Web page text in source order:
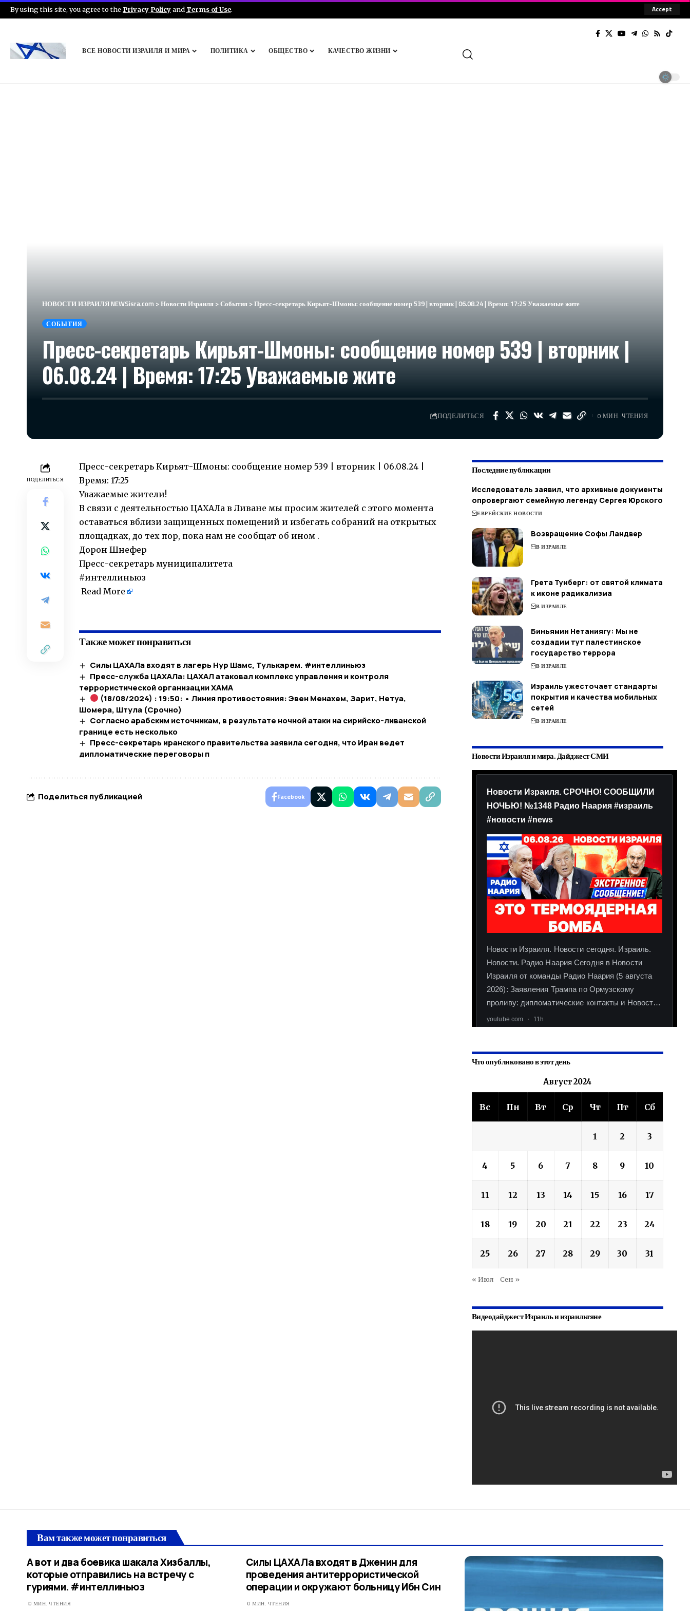
By using this site, you agree to the Privacy Policyand Terms of Use. Accept
ВСЕ НОВОСТИ ИЗРАИЛЯ И МИРА ПОЛИТИКА ОБЩЕСТВО КАЧЕСТВО ЖИЗНИ
НОВОСТИ ИЗРАИЛЯ NEWSisra.com >Новости Израиля >События >Пресс-секретарь Кирьят-Шмоны: сообщение номер 539 | вторник | 06.08.24 | Время: 17:25 Уважаемые жите
СОБЫТИЯ
Пресс-секретарь Кирьят-Шмоны: сообщение номер 539 | вторник |
06.08.24 | Время: 17:25 Уважаемые жите
ПОДЕЛИТЬСЯ 0 МИН. ЧТЕНИЯ
ПОДЕЛИТЬСЯ
Пресс-секретарь Кирьят-Шмоны: сообщение номер 539 | вторник | 06.08.24 |
Время: 17:25
Уважаемые жители!
В связи с деятельностью ЦАХАЛа в Ливане мы просим жителей с этого момента
оставаться вблизи защищенных помещений и избегать собраний на открытых
площадках, до тех пор, пока нам не сообщат об ином .
Дорон Шнефер
Пресс-секретарь муниципалитета
#интеллиньюз
Read More
Также может понравиться
Силы ЦАХАЛа входят в лагерь Нур Шамс, Тулькарем. #интеллиньюз
Пресс-служба ЦАХАЛа: ЦАХАЛ атаковал комплекс управления и контроля
террористической организации ХАМА
(18/08/2024) : 19:50: • Линия противостояния: Эвен Менахем, Зарит, Нетуа,
Шомера, Штула (Срочно)
Согласно арабским источникам, в результате ночной атаки на сирийско-ливанской
границе есть несколько
Пресс-секретарь иранского правительства заявила сегодня, что Иран ведет
дипломатические переговоры п
Поделиться публикацией Facebook
Последние публикации
Исследователь заявил, что архивные документы
опровергают семейную легенду Сергея Юрского
ЕВРЕЙСКИЕ НОВОСТИ
Возвращение Софы Ландвер
В ИЗРАИЛЕ
Грета Тунберг: от святой климата
к иконе радикализма
В ИЗРАИЛЕ
Биньямин Нетаниягу: Мы не
создадим тут палестинское
государство террора
В ИЗРАИЛЕ
Израиль ужесточает стандарты
покрытия и качества мобильных
сетей
В ИЗРАИЛЕ
Новости Израиля и мира. Дайджест СМИ
Что опубликовано в этот день
Август 2024
Вс Пн Вт Ср Чт Пт Сб
1 2 3
4 5 6 7 8 9 10
11 12 13 14 15 16 17
18 19 20 21 22 23 24
25 26 27 28 29 30 31
« Июл Сен »
Видеодайджест Израиль и израильтяне
Вам также может понравиться
А вот и два боевика шакала Хизбаллы,
которые отправились на встречу с
гуриями. #интеллиньюз
0 МИН. ЧТЕНИЯ
Силы ЦАХАЛа входят в Дженин для
проведения антитеррористической
операции и окружают больницу Ибн Син
0 МИН. ЧТЕНИЯ